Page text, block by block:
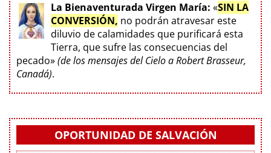
La Bienaventurada Virgen María: «SIN LA
CONVERSIÓN, no podrán atravesar este
diluvio de calamidades que purificará esta
Tierra, que sufre las consecuencias del
pecado»(de los mensajes del Cielo a Robert Brasseur,
Canadá).
OPORTUNIDAD DE SALVACIÓN